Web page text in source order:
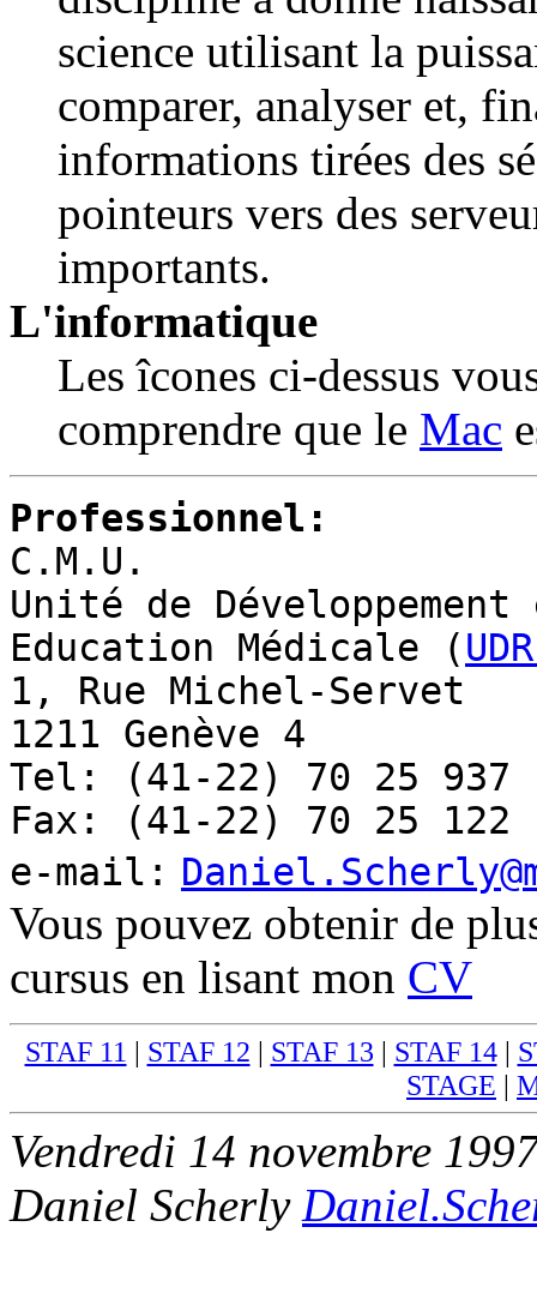
science utilisant la
comparer, analyser et,
informations tirées des
pointeurs vers des
importants.
L'informatique
Les îcones ci-dessus
comprendre que le Mac
Professionnel:
C.M.U.
Unité de
Education Médicale (
1, Rue Michel-Servet
1211 Genève 4
Tel: (41-22) 70 25 937
Fax: (41-22) 70 25 122
e-mail:
Vous pouvez obtenir de
cursus en lisant mon CV
STAF 11 | STAF 12 | STAF 13 | STAF 14|
STAGE |
Vendredi 14 novembre
Daniel Scherly